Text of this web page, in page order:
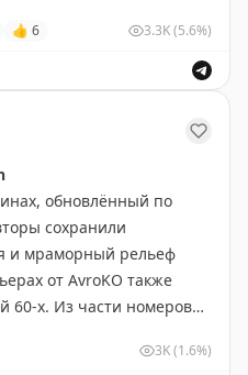
👍 6 3.3K(5.6%)
обновлённый по
сохранили
и мраморный рельеф
от AvroKO также
60-х. Из части номеров
3K(1.6%)